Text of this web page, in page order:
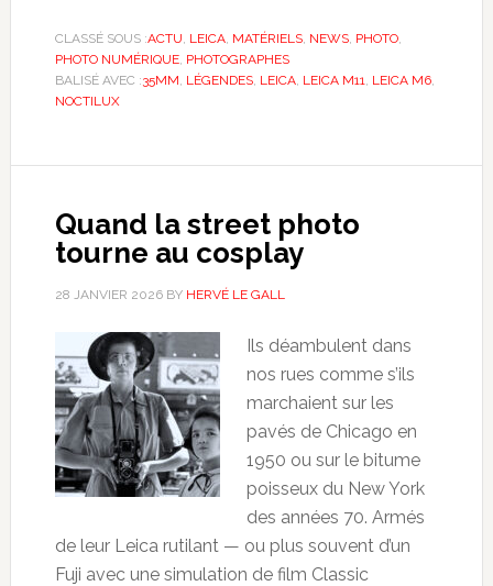
CLASSÉ SOUS :ACTU LEICA, MATÉRIELS, NEWS, PHOTO,
PHOTO NUMÉRIQUE, PHOTOGRAPHES
BALISÉ AVEC :35MM LÉGENDES, LEICA, LEICA M11 LEICA M6,
NOCTILUX
Quand la street photo
tourne au cosplay
28 JANVIER 2026BY HERVÉ LE GALL
Ils déambulent dans
nos rues comme s’ils
marchaient sur les
pavés de Chicago en
1950 ou sur le bitume
poisseux du New York
des années 70. Armés
de leur Leica rutilant — ou plus souvent d’un
Fuji avec une simulation de film Classic